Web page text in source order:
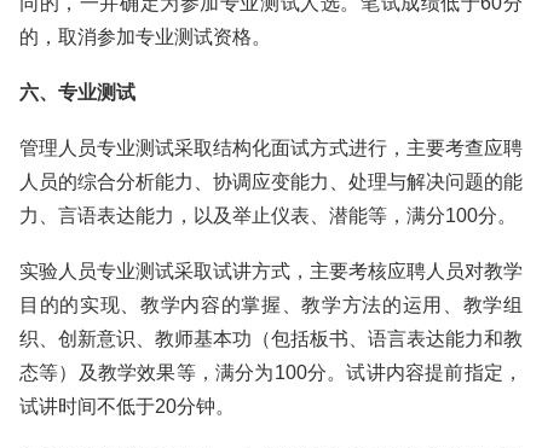
的，取消参加专业测试资格。
六、专业测试
管理人员专业测试采取结构化面试方式进行，主要考查应聘
人员的综合分析能力、协调应变能力、处理与解决问题的能
力、言语表达能力，以及举止仪表、潜能等，满分100分。
实验人员专业测试采取试讲方式，主要考核应聘人员对教学
目的的实现、教学内容的掌握、教学方法的运用、教学组
织、创新意识、教师基本功（包括板书、语言表达能力和教
态等）及教学效果等，满分为100分。试讲内容提前指定，
试讲时间不低于20分钟。